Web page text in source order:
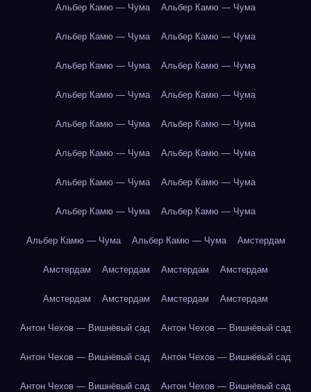
Альбер Камю — Чума Альбер Камю — Чума
Альбер Камю — Чума Альбер Камю — Чума
Альбер Камю — Чума Альбер Камю — Чума
Альбер Камю — Чума Альбер Камю — Чума
Альбер Камю — Чума Альбер Камю — Чума
Альбер Камю — Чума Альбер Камю — Чума
Альбер Камю — Чума Альбер Камю — Чума
Альбер Камю — Чума Альбер Камю — Чума
Альбер Камю — Чума Альбер Камю — Чума Амстердам
Амстердам Амстердам Амстердам Амстердам
Амстердам Амстердам Амстердам Амстердам
Антон Чехов — Вишнёвый сад Антон Чехов — Вишнёвый сад
Антон Чехов — Вишнёвый сад Антон Чехов — Вишнёвый сад
Антон Чехов — Вишнёвый сад Антон Чехов — Вишнёвый сад